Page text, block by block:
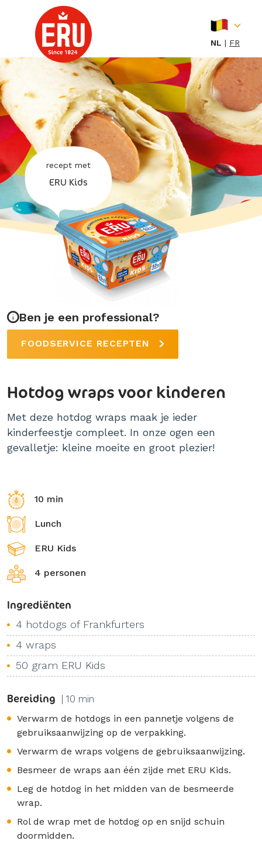
NL FR
recept met
ERU Kids
Ben je een professional?
FOODSERVICE RECEPTEN
Hotdog wraps voor kinderen
Met deze hotdog wraps maak je ieder
kinderfeestje compleet. In onze ogen een
gevalletje: kleine moeite en groot plezier!
10 min
Lunch
ERU Kids
4 personen
Ingrediënten
4 hotdogs of Frankfurters
4 wraps
50 gram ERU Kids
Bereiding | 10 min
Verwarm de hotdogs in een pannetje volgens de
gebruiksaanwijzing op de verpakking.
Verwarm de wraps volgens de gebruiksaanwijzing.
Besmeer de wraps aan één zijde met ERU Kids.
Leg de hotdog in het midden van de besmeerde
wrap.
Rol de wrap met de hotdog op en snijd schuin
doormidden.